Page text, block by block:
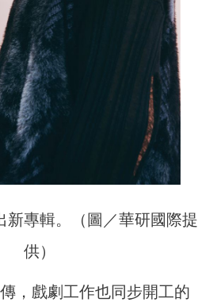
專輯。（圖／華研國際提
供）
，戲劇工作也同步開工的